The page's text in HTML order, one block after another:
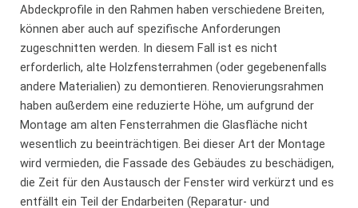
Abdeckprofile in den Rahmen haben verschiedene Breiten,
können aber auch auf spezifische Anforderungen
zugeschnitten werden. In diesem Fall ist es nicht
erforderlich, alte Holzfensterrahmen (oder gegebenenfalls
andere Materialien) zu demontieren. Renovierungsrahmen
haben außerdem eine reduzierte Höhe, um aufgrund der
Montage am alten Fensterrahmen die Glasfläche nicht
wesentlich zu beeinträchtigen. Bei dieser Art der Montage
wird vermieden, die Fassade des Gebäudes zu beschädigen,
die Zeit für den Austausch der Fenster wird verkürzt und es
entfällt ein Teil der Endarbeiten (Reparatur- und